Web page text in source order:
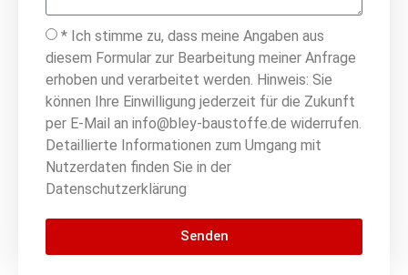
* Ich stimme zu, dass meine Angaben aus
diesem Formular zur Bearbeitung meiner Anfrage
erhoben und verarbeitet werden. Hinweis: Sie
können Ihre Einwilligung jederzeit für die Zukunft
per E-Mail an info@bley-baustoffe.de widerrufen.
Detaillierte Informationen zum Umgang mit
Nutzerdaten finden Sie in der
Datenschutzerklärung
Senden